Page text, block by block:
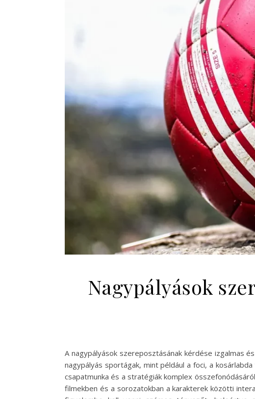
Nagypályások
A nagypályások szereposztásának kérdése izgalmas
nagypályás sportágak, mint például a foci, a
csapatmunka és a stratégiák komplex
filmekben és a sorozatokban a karakterek közötti